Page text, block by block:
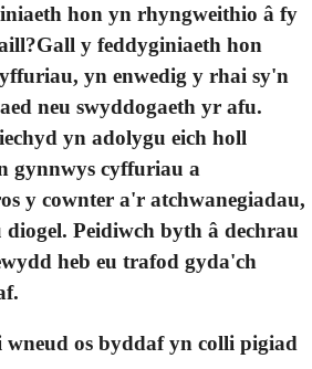
hon yn rhyngweithio â fy
y feddyginiaeth hon
yn enwedig y rhai sy'n
neu swyddogaeth yr afu.
yn adolygu eich holl
gynnwys cyffuriau a
y cownter a'r atchwanegiadau,
Peidiwch byth â dechrau
heb eu trafod gyda'ch
os byddaf yn colli pigiad